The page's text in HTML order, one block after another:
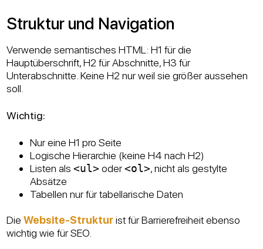
Struktur und Navigation
Verwende semantisches HTML: H1 für die
Hauptüberschrift, H2 für Abschnitte, H3 für
Unterabschnitte. Keine H2 nur weil sie größer aussehen
soll.
Wichtig:
Nur eine H1 pro Seite
Logische Hierarchie (keine H4 nach H2)
Listen als<ul> oder<ol>, nicht als gestylte
Absätze
Tabellen nur für tabellarische Daten
DieWebsite-Strukturist für Barrierefreiheit ebenso
wichtig wie für SEO.